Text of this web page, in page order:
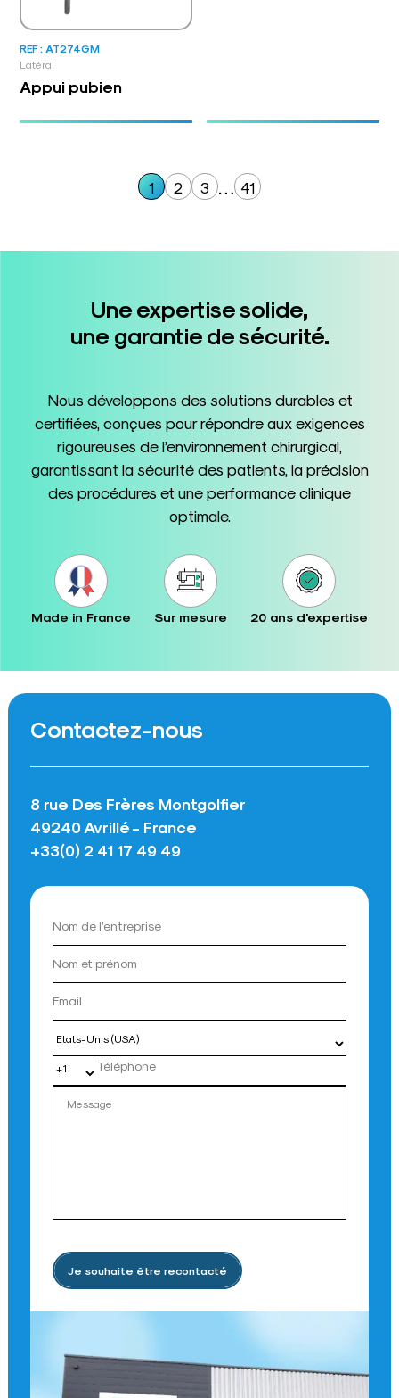
Latéral
REF : AT274GM
Appui pubien
1 2 3 … 41
Une expertise solide,
une garantie de sécurité.
Nous développons des solutions durables et
certifiées, conçues pour répondre aux exigences
rigoureuses de l’environnement chirurgical,
garantissant la sécurité des patients, la précision
des procédures et une performance clinique
optimale.
Made in France Sur mesure 20 ans d'expertise
Contactez-nous
8 rue Des Frères Montgolfier
49240 Avrillé - France
+33(0) 2 41 17 49 49
Je souhaite être recontacté